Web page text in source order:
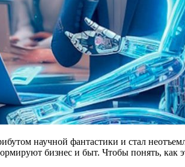
научной фантастики и стал
бизнес и быт. Чтобы понять, как